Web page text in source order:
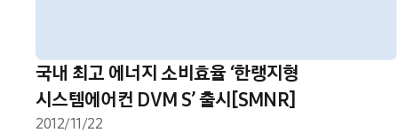
국내 최고 에너지 소비효율 ‘한랭지형
시스템에어컨 DVM S’ 출시[SMNR]
2012/11/22